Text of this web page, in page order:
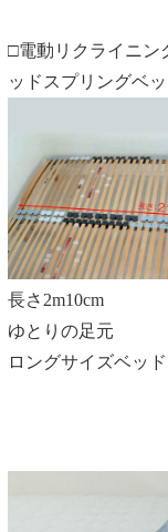
□電動リクライニン
ッドスプリングベ
長さ2m10cm
ゆとりの足元
ロングサイズベッド